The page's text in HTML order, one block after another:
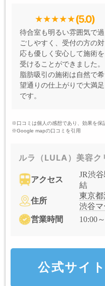
(5.0)
待合室も明るい雰囲気で過
ごしやすく、受付の方の対
応も優しく安心して施術を
受けることができました。
脂肪吸引の施術は自然で希
望通りの仕上がりで大満足
です。
※口コミは個人の感想であり、効果を保
※Google mapの口コミを引用
ルラ（LULA）美容ク
アクセス
JR渋
結
住所
東京都
渋谷
営業時間
10:00
公式サイ